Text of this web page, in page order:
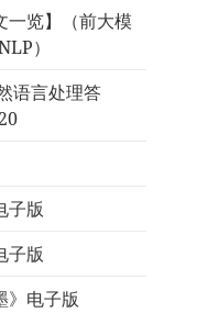
一览】（前大模
）
语言处理答
子版
子版
》电子版